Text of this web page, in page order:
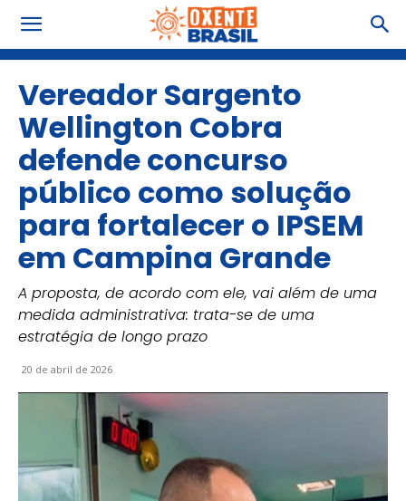
Vereador Sargento
Wellington Cobra
defende concurso
público como solução
para fortalecer o IPSEM
em Campina Grande
A proposta, de acordo com ele, vai além de uma
medida administrativa: trata-se de uma
estratégia de longo prazo
20 de abril de 2026